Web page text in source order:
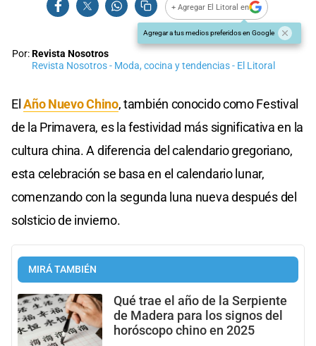
+ Agregar El Litoral en
Agregar a tus medios preferidos en Google
Por:Revista Nosotros
Revista Nosotros - Moda, cocina y tendencias - El Litoral
ElAño Nuevo Chino, también conocido como Festival
de la Primavera, es la festividad más significativa en la
cultura china. A diferencia del calendario gregoriano,
esta celebración se basa en el calendario lunar,
comenzando con la segunda luna nueva después del
solsticio de invierno.
MIRÁ TAMBIÉN
Qué trae el año de la Serpiente
de Madera para los signos del
horóscopo chino en 2025